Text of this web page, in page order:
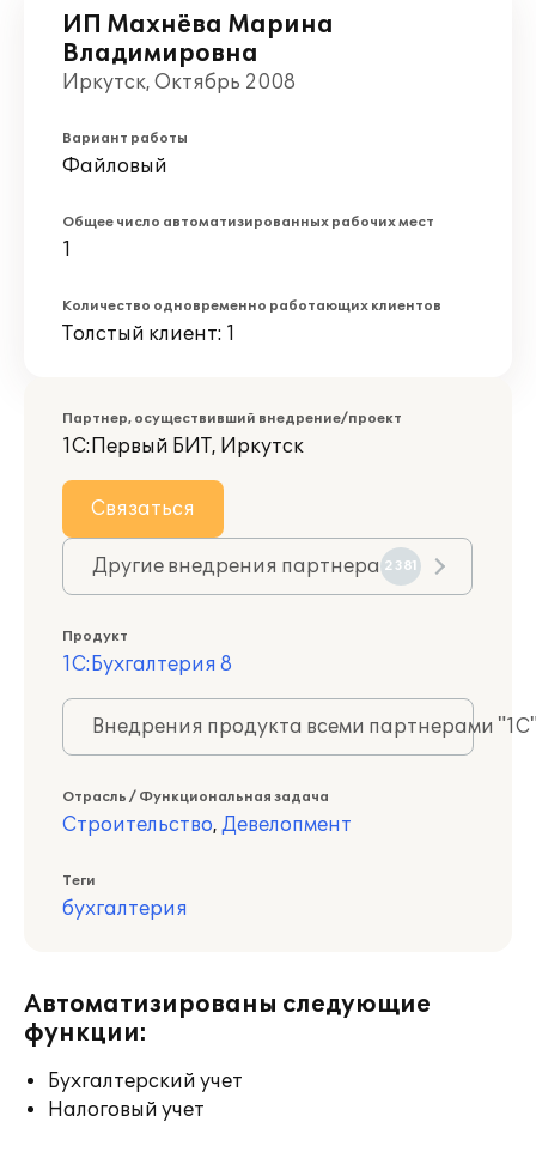
ИП Махнёва Марина
Владимировна
Иркутск, Октябрь 2008
Вариант работы
Файловый
Общее число автоматизированных рабочих мест
1
Количество одновременно работающих клиентов
Толстый клиент: 1
Партнер, осуществивший внедрение/проект
1С:Первый БИТ, Иркутск
Связаться
Другие внедрения партнера 2381
Продукт
1С:Бухгалтерия 8
Внедрения продукта всеми партнерами
Отрасль / Функциональная задача
Строительство, Девелопмент
Теги
бухгалтерия
Автоматизированы следующие
функции:
Бухгалтерский учет
Налоговый учет